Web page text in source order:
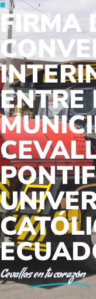
Inicio
FIRMA
ENTRE
Cevallosen tu corazón